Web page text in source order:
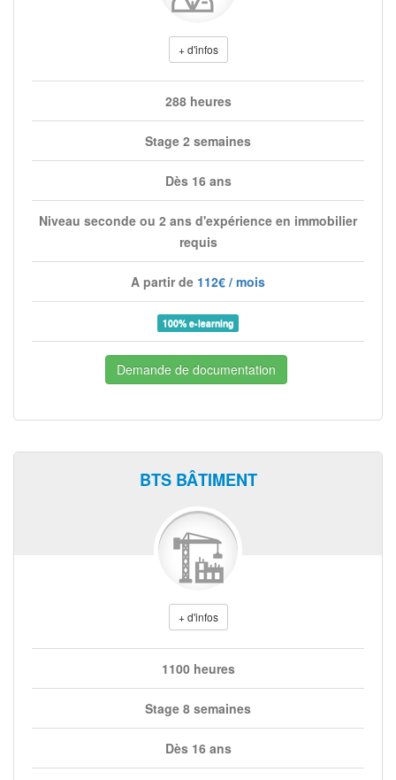
+ d'infos
288 heures
Stage 2 semaines
Dès 16 ans
Niveau seconde ou 2 ans d'expérience en immobilier
requis
A partir de 112€ / mois
100% e-learning
Demande de documentation
BTS BÂTIMENT
+ d'infos
1100 heures
Stage 8 semaines
Dès 16 ans